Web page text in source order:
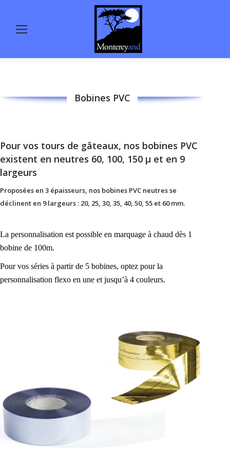
Bobines PVC
Pour vos tours de gâteaux, nos bobines PVC
existent en neutres 60, 100, 150 µ et en 9
largeurs
Proposées en 3 épaisseurs, nos bobines PVC neutres se
déclinent en 9 largeurs : 20, 25, 30, 35, 40, 50, 55 et 60 mm.
La personnalisation est possible en marquage à chaud dès 1
bobine de 100m.
Pour vos séries à partir de 5 bobines, optez pour la
personnalisation flexo en une et jusqu’à 4 couleurs.